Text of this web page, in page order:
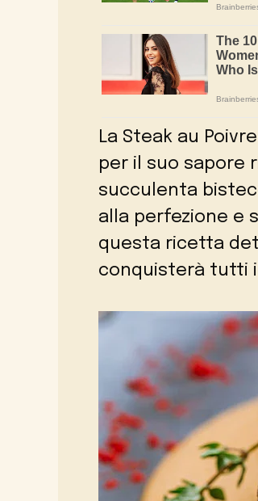
La Steak au
per il suo sapore
succulenta
alla perfezione e
questa ricetta
conquisterà tutti